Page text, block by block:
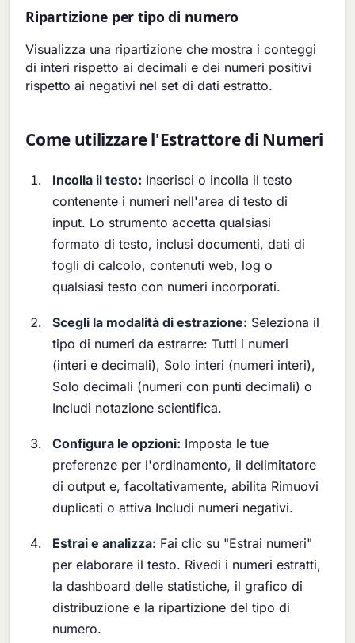
Ripartizione per tipo di numero
Visualizza una ripartizione che mostra i conteggi
di interi rispetto ai decimali e dei numeri positivi
rispetto ai negativi nel set di dati estratto.
Come utilizzare l'Estrattore di Numeri
Incolla il testo: Inserisci o incolla il testo
contenente i numeri nell'area di testo di
input. Lo strumento accetta qualsiasi
formato di testo, inclusi documenti, dati di
fogli di calcolo, contenuti web, log o
qualsiasi testo con numeri incorporati.
Scegli la modalità di estrazione: Seleziona il
tipo di numeri da estrarre: Tutti i numeri
(interi e decimali), Solo interi (numeri interi),
Solo decimali (numeri con punti decimali) o
Includi notazione scientifica.
Configura le opzioni: Imposta le tue
preferenze per l'ordinamento, il delimitatore
di output e, facoltativamente, abilita Rimuovi
duplicati o attiva Includi numeri negativi.
Estrai e analizza: Fai clic su "Estrai numeri"
per elaborare il testo. Rivedi i numeri estratti,
la dashboard delle statistiche, il grafico di
distribuzione e la ripartizione del tipo di
numero.